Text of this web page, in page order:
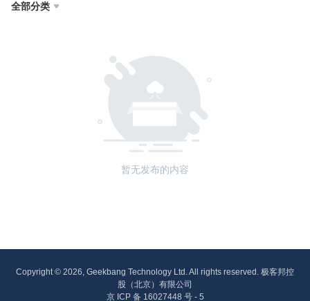
全部分类 
暂无发布的内容
Copyright © 2026, Geekbang Technology Ltd. All rights reserved. 极客邦控
股（北京）有限公司
京 ICP 备 16027448 号 - 5